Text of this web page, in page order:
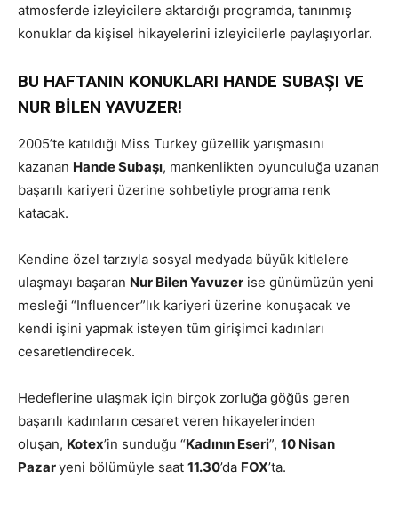
atmosferde izleyicilere aktardığı programda, tanınmış
konuklar da kişisel hikayelerini izleyicilerle paylaşıyorlar.
BU HAFTANIN KONUKLARI HANDE SUBAŞI VE
NUR BİLEN YAVUZER!
2005’te katıldığı Miss Turkey güzellik yarışmasını
kazanan Hande Subaşı, mankenlikten oyunculuğa uzanan
başarılı kariyeri üzerine sohbetiyle programa renk
katacak.
Kendine özel tarzıyla sosyal medyada büyük kitlelere
ulaşmayı başaran Nur Bilen Yavuzer ise günümüzün yeni
mesleği “Influencer”lık kariyeri üzerine konuşacak ve
kendi işini yapmak isteyen tüm girişimci kadınları
cesaretlendirecek.
Hedeflerine ulaşmak için birçok zorluğa göğüs geren
başarılı kadınların cesaret veren hikayelerinden
oluşan, Kotex’in sunduğu “Kadının Eseri”, 10 Nisan
Pazaryeni bölümüyle saat 11.30’da FOX’ta.